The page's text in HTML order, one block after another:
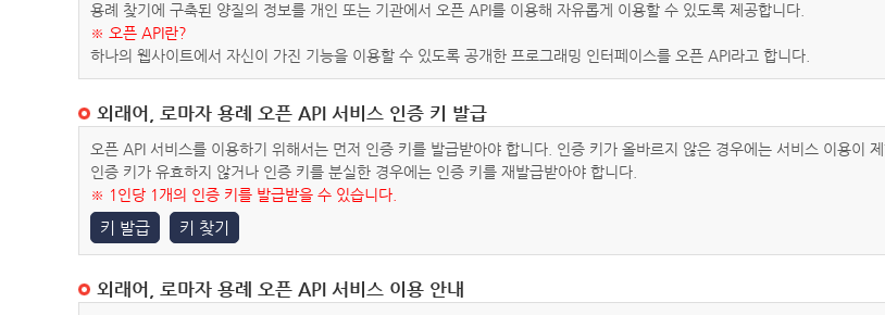
용례 찾기에 구축된 양질의 정보를 개인 또는 기관에서 오픈 API를 이용해 자유롭게 이용할 수 있도록 제공합니다.
※ 오픈 API란?
하나의 웹사이트에서 자신이 가진 기능을 이용할 수 있도록 공개한 프로그래밍 인터페이스를 오픈 API라고 합니다.
외래어, 로마자 용례 오픈 API 서비스 인증 키 발급
오픈 API 서비스를 이용하기 위해서는 먼저 인증 키를 발급받아야 합니다. 인증 키가 올바르지 않은 경우에는 서비스 이용이 제
인증 키가 유효하지 않거나 인증 키를 분실한 경우에는 인증 키를 재발급받아야 합니다.
※ 1인당 1개의 인증 키를 발급받을 수 있습니다.
키 발급 키 찾기
외래어, 로마자 용례 오픈 API 서비스 이용 안내